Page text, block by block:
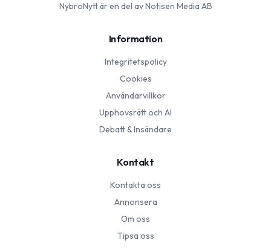
NybroNyttär en del av Notisen Media AB
Information
Integritetspolicy
Cookies
Användarvillkor
Upphovsrätt och AI
Debatt & Insändare
Kontakt
Kontakta oss
Annonsera
Om oss
Tipsa oss